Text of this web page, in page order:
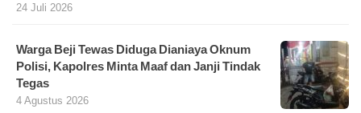
24 Juli 2026
Warga Beji Tewas Diduga Dianiaya Oknum
Polisi, Kapolres Minta Maaf dan Janji Tindak
Tegas
4 Agustus 2026